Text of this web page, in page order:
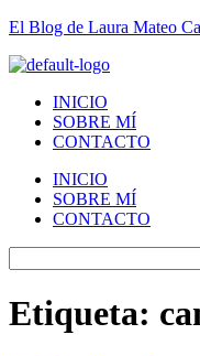
El Blog de Laura Mateo
INICIO
SOBRE MÍ
CONTACTO
INICIO
SOBRE MÍ
CONTACTO
Etiqueta: